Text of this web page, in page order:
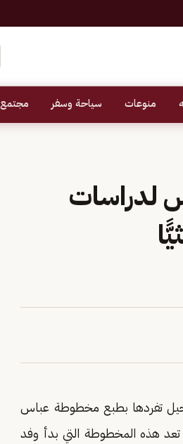
منوعات سياحة وسفر مجتمع
لدراسات
تفردها بطبع مخطوطة عباس
تعد هذه المخطوطة التي بدأ وفد